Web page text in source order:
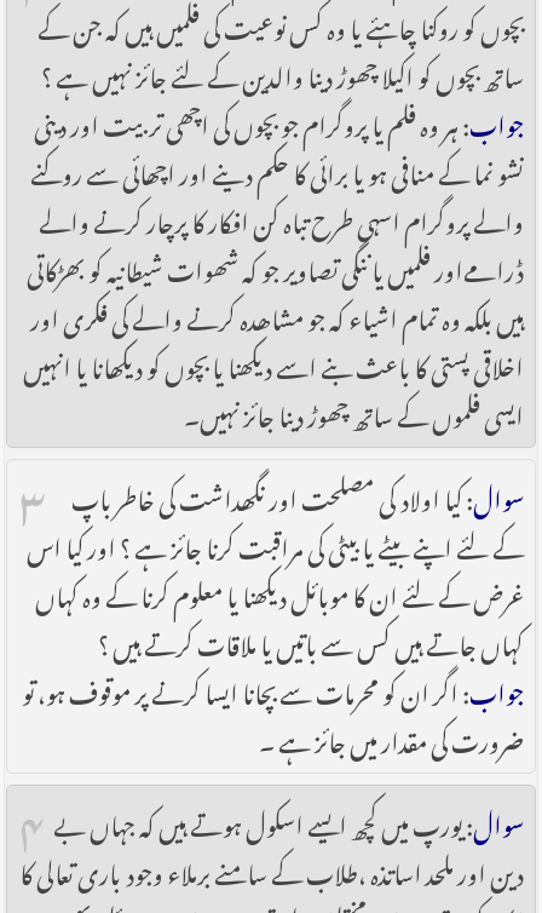
بچوں کو روکنا چاہئے یا وہ کس نوعیت کی فلمیں ہیں کہ جن کے
ساتھ بچوں کو اکیلا چھوڑ دینا والدین کے لئے جائز نہیں ہے ؟
جواب: ہر وہ فلم یا پروگرام جو بچوں کی اچھی تربیت اور دینی
نشو نما کے منافی ہو یا برائی کا حکم دینے اور اچھائی سے روکنے
والے پروگرام اسہی طرح تباہ کن افکار کا پرچار کرنے والے
ڈرامےاور فلمیں یا ننگی تصاویر جو کہ شھوات شیطانیہ کو بھڑکاتی
ہیں بلکہ وہ تمام اشیاء کہ جو مشاھدہ کرنے والے کی فکری اور
اخلاقی پستی کا باعث بنے اسے دیکھنا یا بچوں کو دیکھانا یا انہیں
ایسی فلموں کے ساتھ چھوڑ دینا جائز نہیں۔
۳ سوال: کیا اولاد کی مصلحت اور نگھداشت کی خاطر باپ
کے لئے اپنے بیٹے یا بیٹی کی مراقبت کرنا جائز ہے ؟ اور کیا اس
غرض کے لئے ان کا موبائل دیکھنا یا معلوم کرنا کے وہ کہاں
کہاں جاتے ہیں کس سے باتیں یا ملاقات کرتے ہیں ؟
جواب: اگر ان کو محرمات سے بچانا ایسا کرنے پر موقوف ہو، تو
ضرورت کی مقدار میں جائز ہے ۔
۴ سوال: یورپ میں کچھ ایسے اسکول ہوتے ہیں کہ جہاں بے
دین اور ملحد اساتذہ ،طلاب کے سامنے برملاء وجود باری تعالی کا